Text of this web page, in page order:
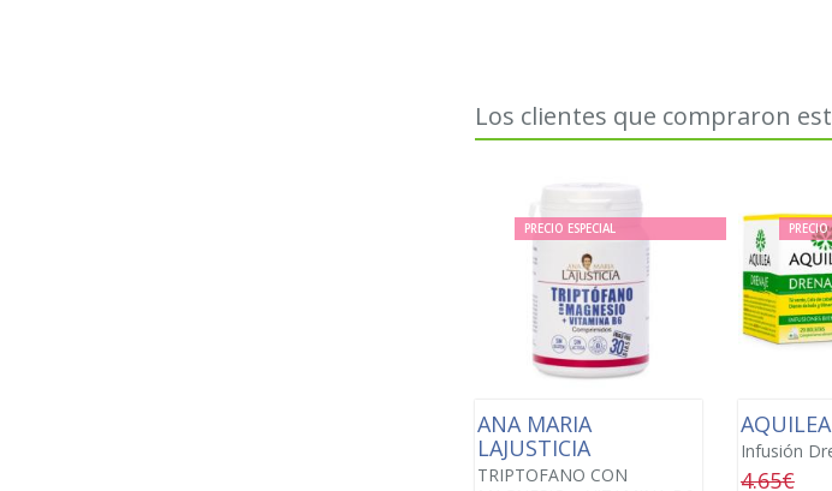
Los clientes que compraron
PRECIO ESPECIAL
ANA MARIA
LAJUSTICIA
TRIPTOFANO CON
PRECIO
AQUILEA
Infusión
4.65€